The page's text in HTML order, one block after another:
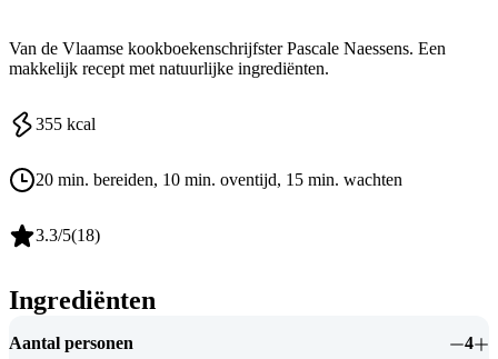
Van de Vlaamse kookboekenschrijfster Pascale Naessens. Een
makkelijk recept met natuurlijke ingrediënten.
355 kcal
20 min. bereiden, 10 min. oventijd, 15 min. wachten
3.3/5(18)
Ingrediënten
Aantal personen 4